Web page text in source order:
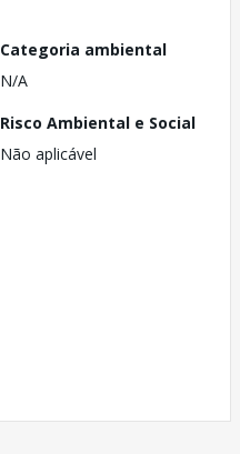
Categoria ambiental
N/A
Risco Ambiental e Social
Não aplicável